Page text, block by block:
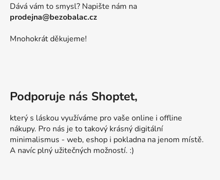
Dává vám to smysl? Napište nám na
prodejna@bezobalac.cz
Mnohokrát děkujeme!
Podporuje nás Shoptet,
který s láskou využíváme pro vaše online i offline
nákupy. Pro nás je to takový krásný digitální
minimalismus - web, eshop i pokladna na jenom místě.
A navíc plný užitečných možností. :)